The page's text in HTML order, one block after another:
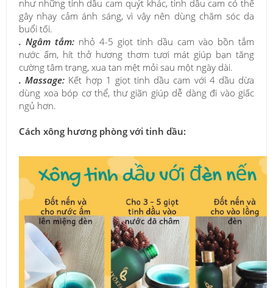
như những tinh dầu cam quýt khác, tinh dầu cam có thể
gây nhạy cảm ánh sáng, vì vậy nên dùng chăm sóc da
buổi tối.
. Ngâm tắm: nhỏ 4-5 giọt tinh dầu cam vào bồn tắm
nước ấm, hít thở hương thơm tươi mát giúp bạn tăng
cường tâm trạng, xua tan mệt mỏi sau một ngày dài.
. Massage: Kết hợp 1 giọt tinh dầu cam với 4 dầu dừa
dùng xoa bóp cơ thể, thư giãn giúp dễ dàng đi vào giấc
ngủ hơn.
Cách xông hương phòng với tinh dầu: